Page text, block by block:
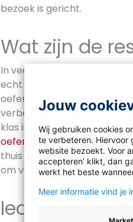
bezoek is gericht.
Wat zijn de
In veel gevallen zijn zowel
echt meer plezier te krijgen
oefenen met lezen. Op die
verbeteren van
klas ineens vloeiende
oefenen, zegt Mariëlle
thuis doen. Zij adviseert
om vooral ook in te zetten
Iedere hond
Jouw
Wij gebruiken cookies
te verbeteren. Hiervoor
website bezoekt. Voor
accepteren’ klikt, dan
werkt het beste
Meer informatie vind je